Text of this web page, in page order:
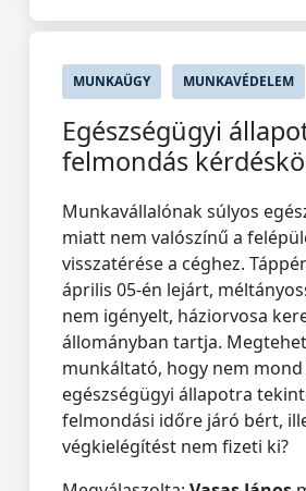
MUNKAÜGY MUNKAVÉDELEM
Egészségügyi
felmondás
Munkavállalónak súlyos
miatt nem valószínű a
visszatérése a céghez.
április 05-én lejárt,
nem igényelt, háziorvosa
állományban tartja.
munkáltató, hogy nem mond
egészségügyi állapotra
felmondási időre járó bért,
végkielégítést nem fizeti ki?